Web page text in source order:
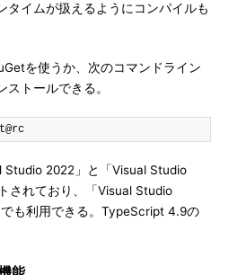
タイムが扱えるようにコンパイルも
を使うか、次のコマンドライン
トールできる。
2022」と「Visual Studio
されており、「Visual Studio
も利用できる。TypeScript 4.9の